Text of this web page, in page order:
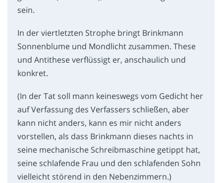
sein.
In der viertletzten Strophe bringt Brinkmann
Sonnenblume und Mondlicht zusammen. These
und Antithese verflüssigt er, anschaulich und
konkret.
(In der Tat soll mann keineswegs vom Gedicht her
auf Verfassung des Verfassers schließen, aber
kann nicht anders, kann es mir nicht anders
vorstellen, als dass Brinkmann dieses nachts in
seine mechanische Schreibmaschine getippt hat,
seine schlafende Frau und den schlafenden Sohn
vielleicht störend in den Nebenzimmern.)